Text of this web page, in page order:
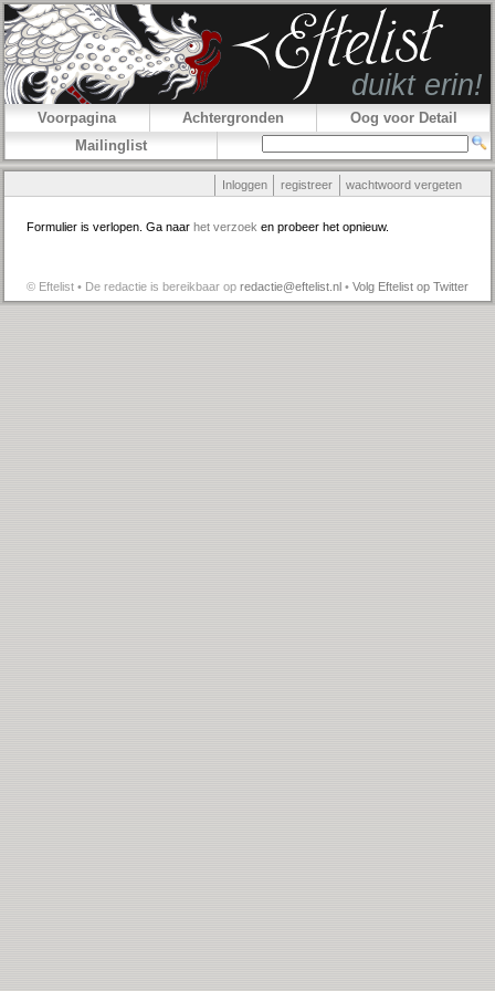
Voorpagina Achtergronden
Oog voor Detail
Mailinglist
Inloggen registreer wachtwoord vergeten
Formulier is verlopen. Ga naar het verzoek en probeer het opnieuw.
© Eftelist • De redactie is bereikbaar op redactie@eftelist.nl • Volg Eftelist op Twitter